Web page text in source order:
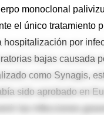
monoclonal
el único tratamiento
hospitalización por
bajas causada
como Synagis,
sido aprobado en